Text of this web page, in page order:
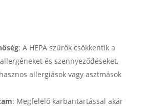
: A HEPA szűrők csökkentik a
és szennyeződéseket,
allergiások vagy asztmások
: Megfelelő karbantartással akár